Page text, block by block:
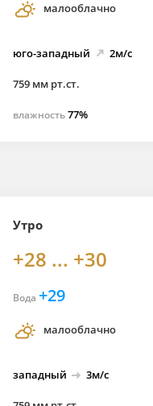
малооблачно
юго-западный 2м/с
759 мм рт.ст.
влажность77%
Утро
+28 ... +30
Вода +29
малооблачно
западный 3м/с